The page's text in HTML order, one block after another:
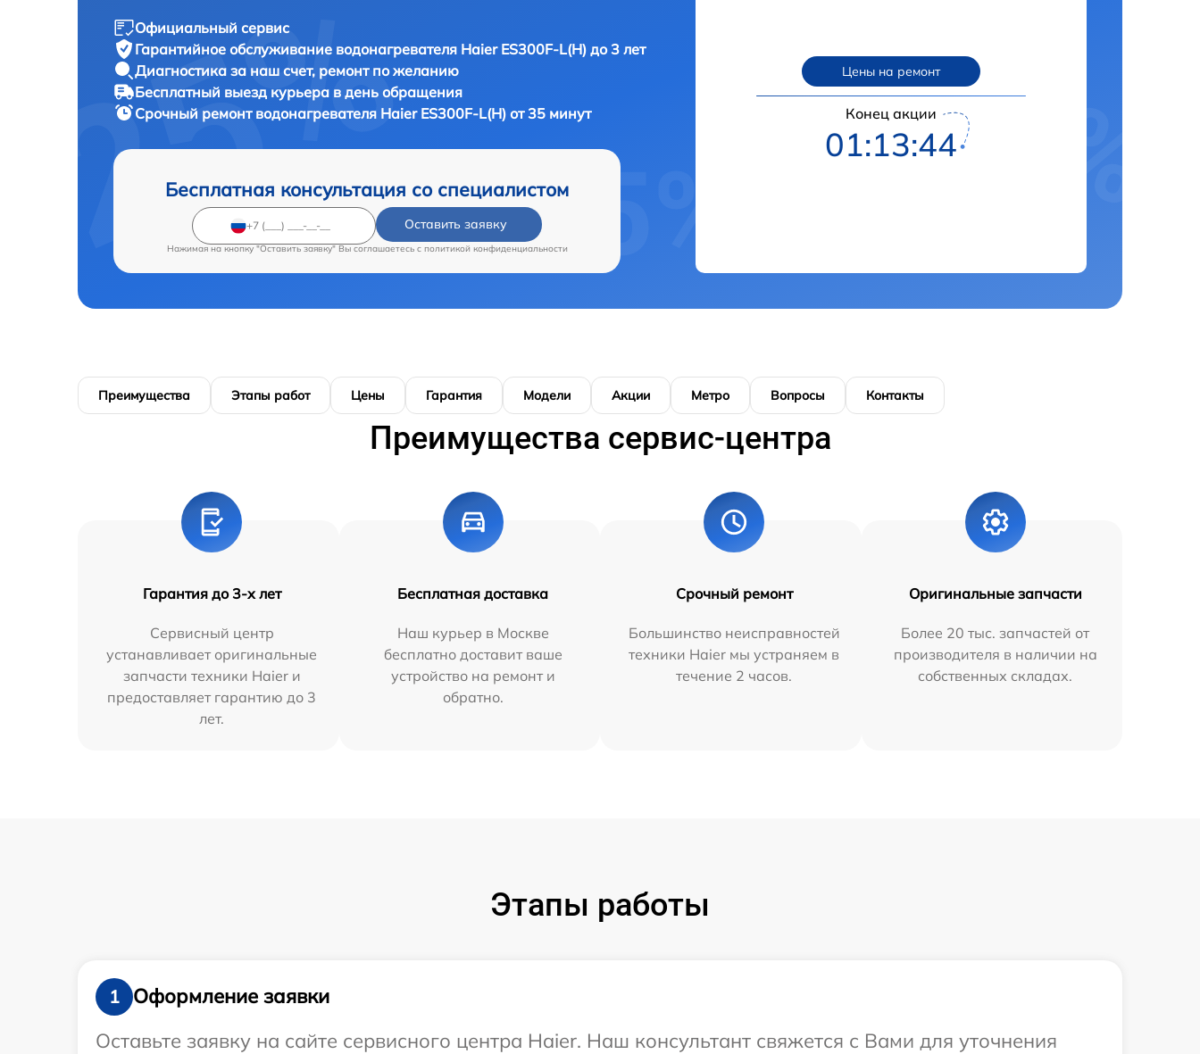
Официальный сервис
Гарантийное обслуживание водонагревателя Haier ES300F-L(H) до 3 лет
Диагностика за наш счет, ремонт по желанию
Бесплатный выезд курьера в день обращения
Срочный ремонт водонагревателя Haier ES300F-L(H) от 35 минут
Бесплатная консультация со специалистом
Оставить заявку
Нажимая на кнопку "Оставить заявку" Вы соглашаетесь c политикой конфиденциальности
Цены на ремонт
Конец акции
01:13:43
Преимущества Этапы работ Цены Гарантия Модели Акции Метро Вопросы Контакты
Преимущества сервис-центра
Гарантия до 3-х лет
Сервисный центр
устанавливает оригинальные
запчасти техники Haier и
предоставляет гарантию до 3
лет.
Бесплатная доставка
Наш курьер в Москве
бесплатно доставит ваше
устройство на ремонт и
обратно.
Срочный ремонт
Большинство неисправностей
техники Haier мы устраняем в
течение 2 часов.
Оригинальные запчасти
Более 20 тыс. запчастей от
производителя в наличии на
собственных складах.
Этапы работы
1
Оформление заявки
Оставьте заявку на сайте сервисного центра Haier. Наш консультант свяжется с Вами для уточнения